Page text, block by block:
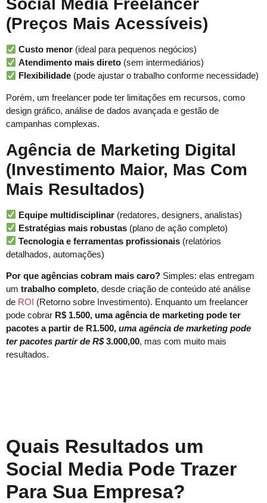
Social Media Freelancer
(Preços Mais Acessíveis)
Custo menor (ideal para pequenos negócios)
Atendimento mais direto (sem intermediários)
Flexibilidade (pode ajustar o trabalho conforme necessidade)
Porém, um freelancer pode ter limitações em recursos, como
design gráfico, análise de dados avançada e gestão de
campanhas complexas.
Agência de Marketing Digital
(Investimento Maior, Mas Com
Mais Resultados)
Equipe multidisciplinar (redatores, designers, analistas)
Estratégias mais robustas (plano de ação completo)
Tecnologia e ferramentas profissionais (relatórios
detalhados, automações)
Por que agências cobram mais caro? Simples: elas entregam
um trabalho completo, desde criação de conteúdo até análise
de ROI (Retorno sobre Investimento). Enquanto um freelancer
pode cobrar R$ 1.500, umaagência de marketing pode ter
pacotes a partir de R1.500, uma agência de marketing pode
ter pacotes partir de R$3.000,00, mas com muito mais
resultados.
Quais Resultados um
Social Media Pode Trazer
Para Sua Empresa?